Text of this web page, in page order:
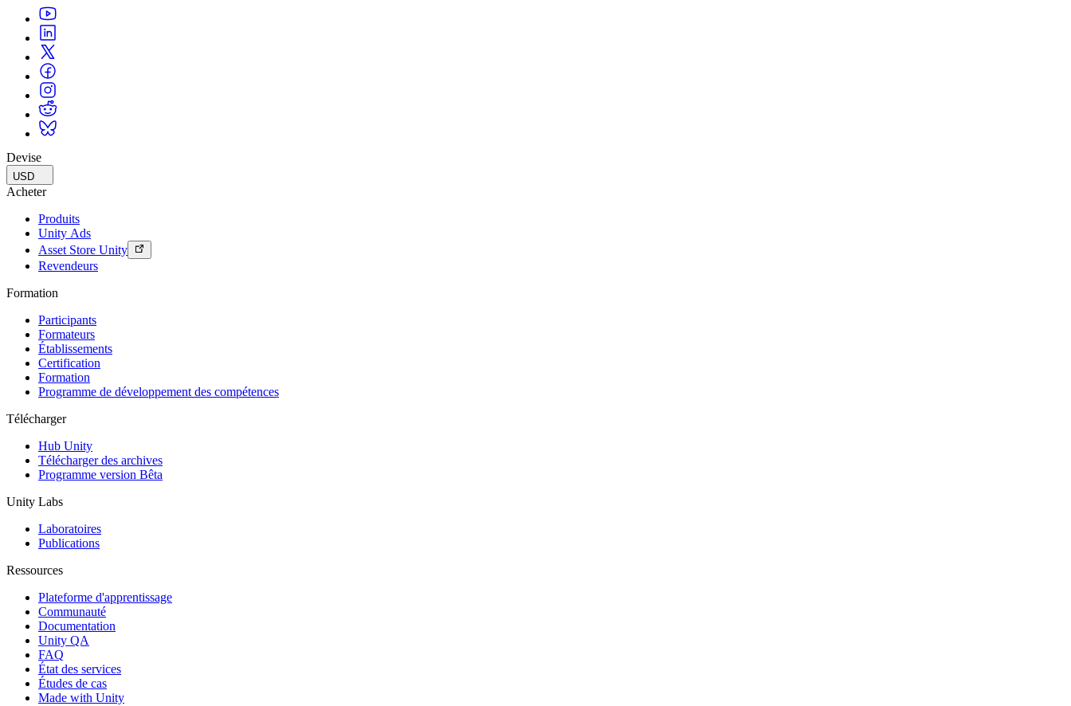
Devise
USD
Acheter
Produits
Unity Ads
Asset Store Unity
Revendeurs
Formation
Participants
Formateurs
Établissements
Certification
Formation
Programme de développement des compétences
Télécharger
Hub Unity
Télécharger des archives
Programme version Bêta
Unity Labs
Laboratoires
Publications
Ressources
Plateforme d'apprentissage
Communauté
Documentation
Unity QA
FAQ
État des services
Études de cas
Made with Unity